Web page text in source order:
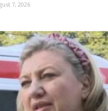
7, 2026